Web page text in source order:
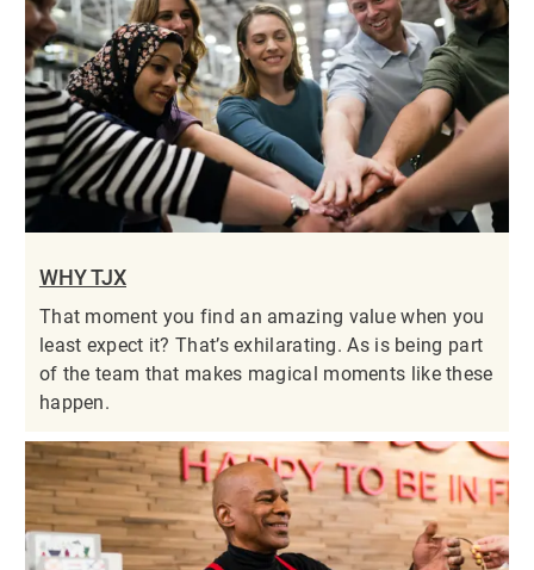
WHY TJX
That moment you find an amazing value when you
least expect it? That’s exhilarating. As is being part
of the team that makes magical moments like these
happen.